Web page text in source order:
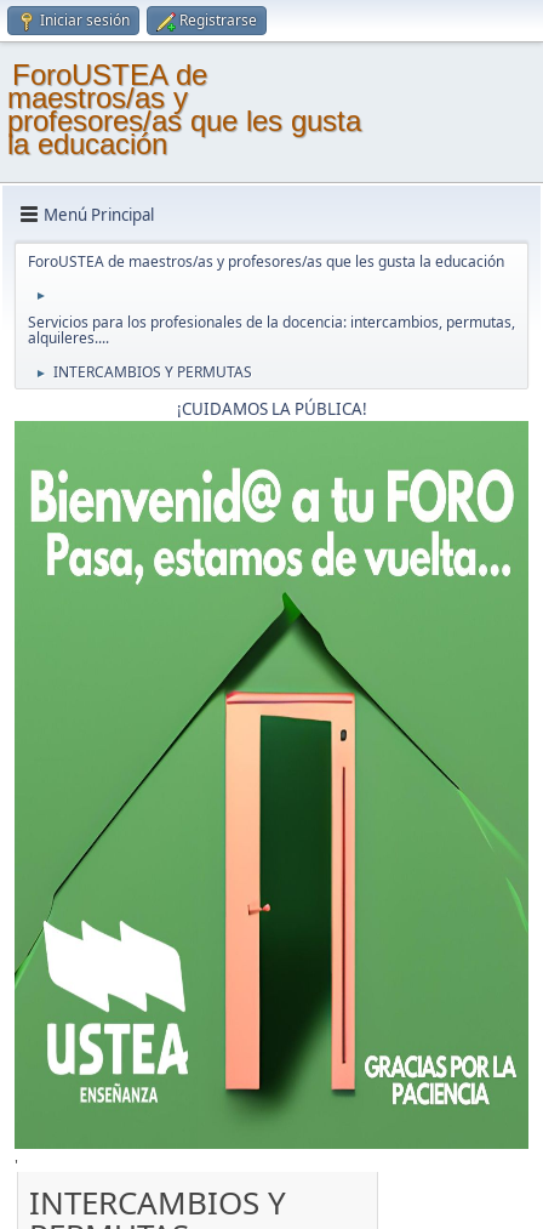
Iniciar sesión Registrarse
ForoUSTEA de
maestros/as y
profesores/as que les gusta
la educación
Menú Principal
ForoUSTEA de maestros/as y profesores/as que les gusta la educación
►
Servicios para los profesionales de la docencia: intercambios, permutas,
alquileres....
► INTERCAMBIOS Y PERMUTAS
¡CUIDAMOS LA PÚBLICA!
'
INTERCAMBIOS Y